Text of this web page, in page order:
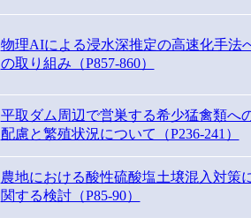
物理AIによる浸水深推定の高速化手法
の取り組み（P857-860）
平取ダム周辺で営巣する希少猛禽類へ
配慮と繁殖状況について（P236-241）
農地における酸性硫酸塩土壌混入対策
関する検討（P85-90）